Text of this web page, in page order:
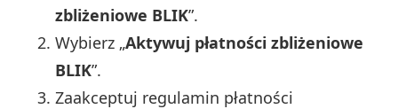
zbliżeniowe BLIK”.
Wybierz „Aktywuj płatności zbliżeniowe
BLIK”.
Zaakceptuj regulamin płatności